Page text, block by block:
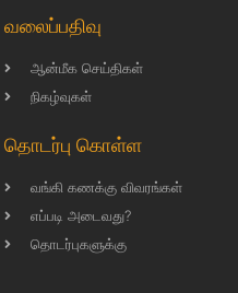
வலைப்பதிவு
ஆன்மீக செய்திகள்
நிகழ்வுகள்
தொடர்பு கொள்ள
வங்கி கணக்கு விவரங்கள்
எப்படி அடைவது?
தொடர்புகளுக்கு